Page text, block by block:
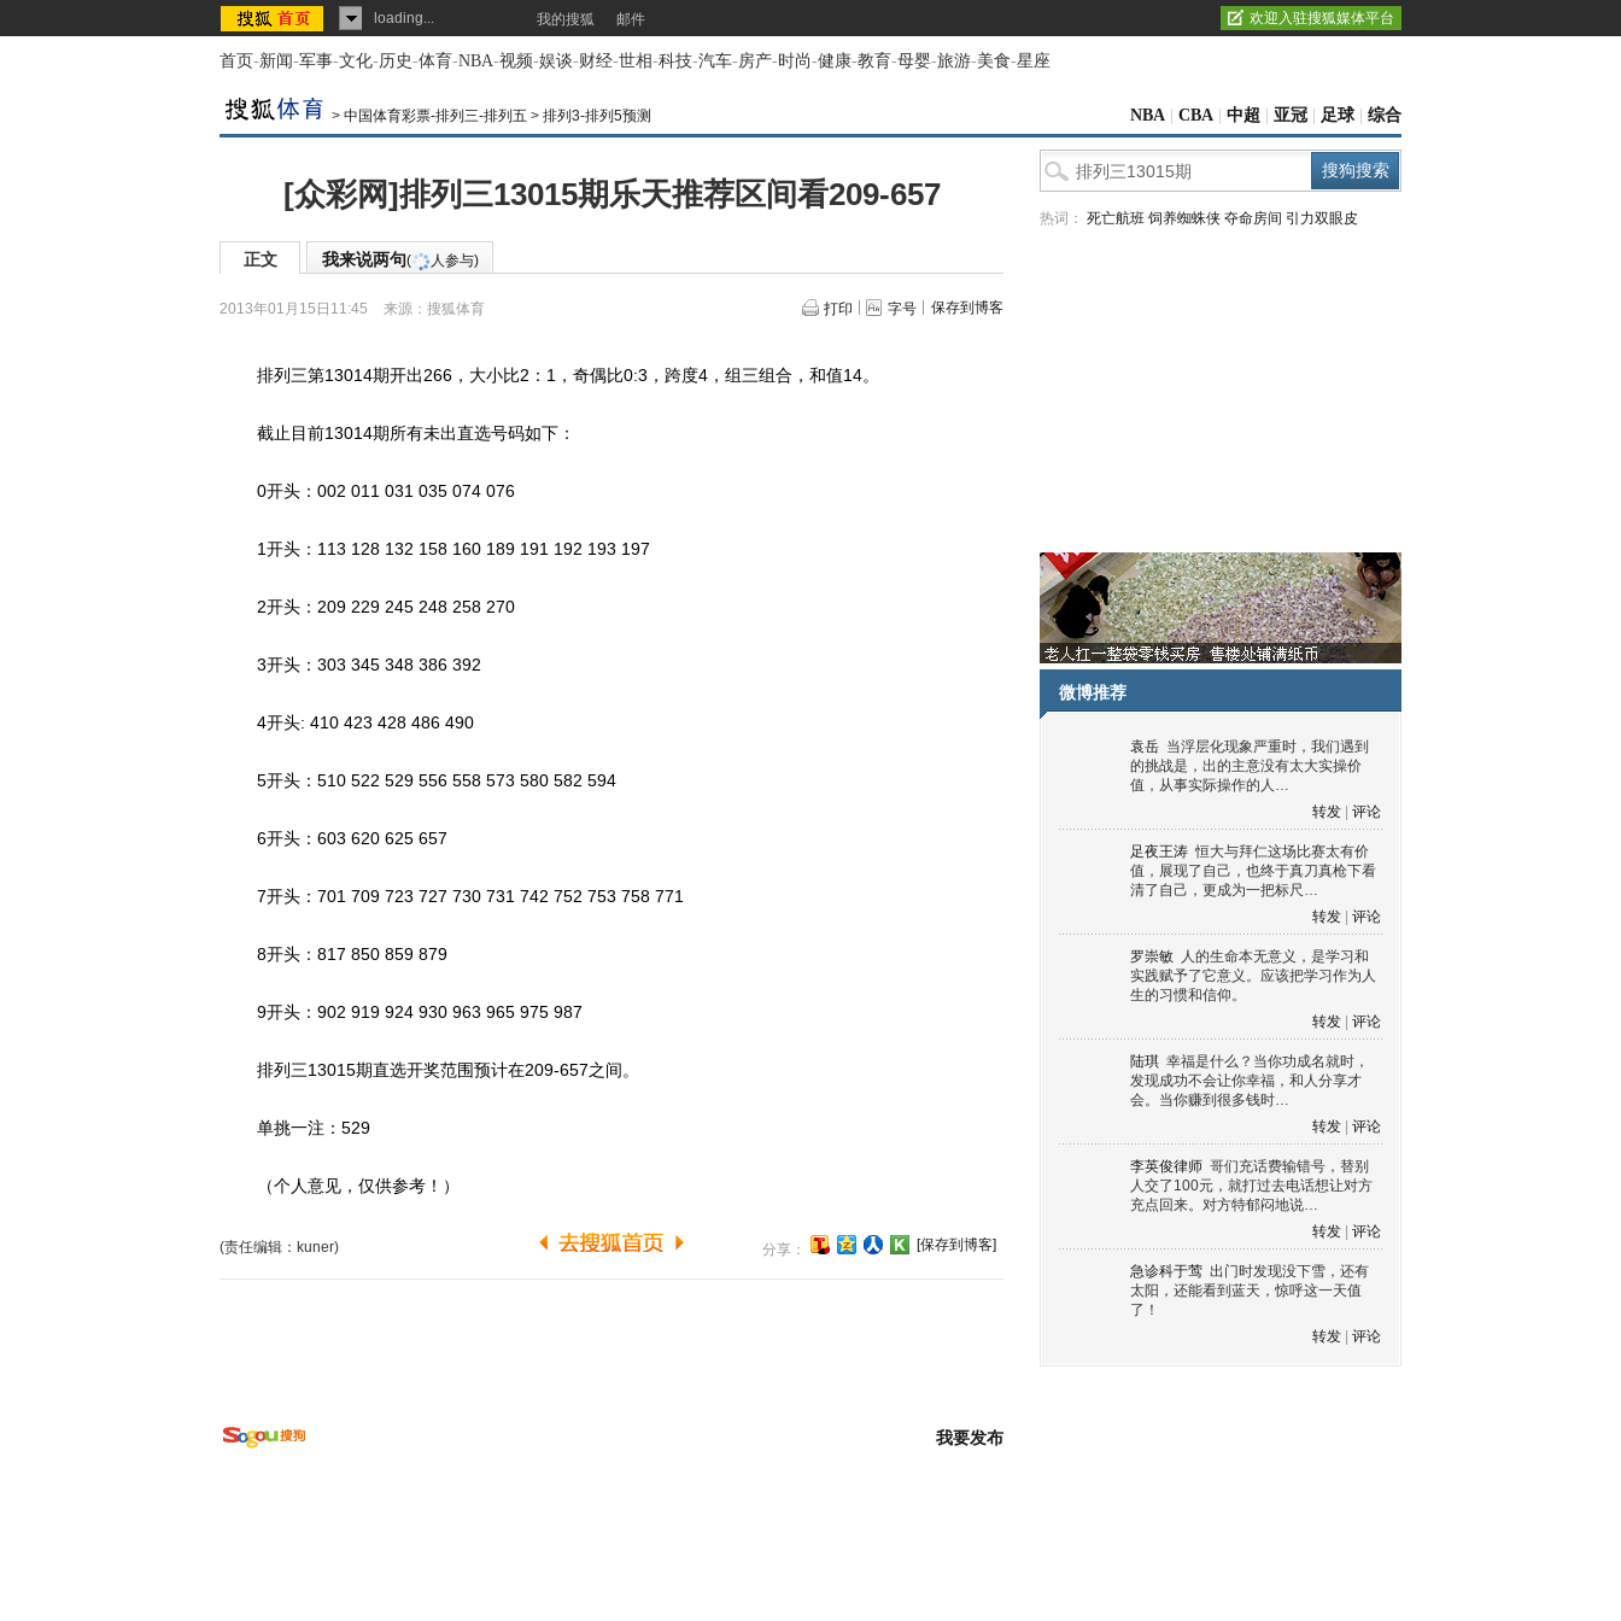
loading... 我的搜狐 邮件 欢迎入驻搜狐媒体平台
首页-新闻-军事-文化-历史-体育-NBA-视频-娱谈-财经-世相-科技-汽车-房产-时尚-健康-教育-母婴-旅游-美食-星座
> 中国体育彩票-排列三-排列五 > 排列3-排列5预测 NBA CBA 中超 亚冠 足球 综合
[众彩网]排列三13015期乐天推荐区间看209-657
正文 我来说两句( 人参与)
2013年01月15日11:45 来源： 搜狐体育 打印 字号 保存到博客
排列三第13014期开出266，大小比2：1，奇偶比0:3，跨度4，组三组合，和值14。
截止目前13014期所有未出直选号码如下：
0开头：002 011 031 035 074 076
1开头：113 128 132 158 160 189 191 192 193 197
2开头：209 229 245 248 258 270
3开头：303 345 348 386 392
4开头: 410 423 428 486 490
5开头：510 522 529 556 558 573 580 582 594
6开头：603 620 625 657
7开头：701 709 723 727 730 731 742 752 753 758 771
8开头：817 850 859 879
9开头：902 919 924 930 963 965 975 987
排列三13015期直选开奖范围预计在209-657之间。
单挑一注：529
（个人意见，仅供参考！）
(责任编辑：kuner) 分享： [保存到博客]
我要发布
热词： 死亡航班 饲养蜘蛛侠 夺命房间 引力双眼皮
微博推荐
袁岳 当浮层化现象严重时，我们遇到
的挑战是，出的主意没有太大实操价
值，从事实际操作的人…
转发
评论
足夜王涛 恒大与拜仁这场比赛太有价
值，展现了自己，也终于真刀真枪下看
清了自己，更成为一把标尺…
转发
评论
罗崇敏 人的生命本无意义，是学习和
实践赋予了它意义。应该把学习作为人
生的习惯和信仰。
转发
评论
陆琪 幸福是什么？当你功成名就时，
发现成功不会让你幸福，和人分享才
会。当你赚到很多钱时…
转发
评论
李英俊律师 哥们充话费输错号，替别
人交了100元，就打过去电话想让对方
充点回来。对方特郁闷地说…
转发
评论
急诊科于莺 出门时发现没下雪，还有
太阳，还能看到蓝天，惊呼这一天值
了！
转发
评论